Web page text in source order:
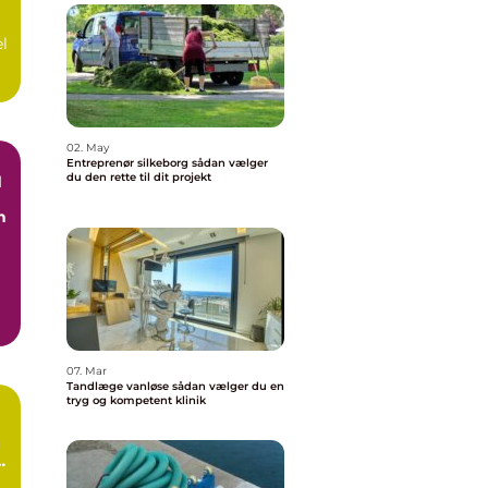
02. May
Entreprenør silkeborg sådan vælger
du den rette til dit projekt
07. Mar
Tandlæge vanløse sådan vælger du en
tryg og kompetent klinik